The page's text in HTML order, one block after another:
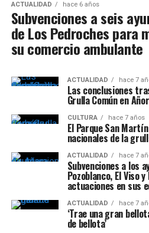
ACTUALIDAD hace 6 años
Subvenciones a seis
de Los Pedroches para
su comercio ambulante
ACTUALIDAD hace 7
Las conclusiones
Grulla Común en
CULTURA hace 7 años
El Parque San
nacionales de la
ACTUALIDAD hace 7
Subvenciones a los
Pozoblanco, El Viso
actuaciones en sus
ACTUALIDAD hace 7
‘Trae una gran
de bellota’